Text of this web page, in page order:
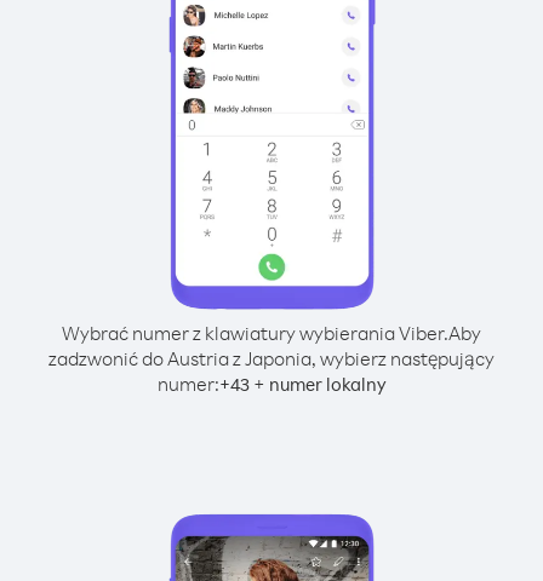
Wybrać numer z klawiatury wybierania Viber.Aby
zadzwonić do Austria z Japonia, wybierz następujący
numer:+43+ numer lokalny